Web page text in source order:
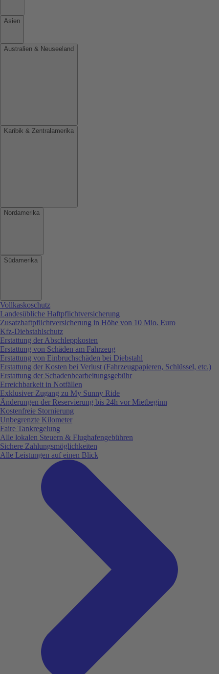
Asien
Australien & Neuseeland
Karibik & Zentralamerika
Nordamerika
Südamerika
Vollkaskoschutz
Landesübliche Haftpflichtversicherung
Zusatzhaftpflichtversicherung in Höhe von 10 Mio. Euro
Kfz-Diebstahlschutz
Erstattung der Abschleppkosten
Erstattung von Schäden am Fahrzeug
Erstattung von Einbruchschäden bei Diebstahl
Erstattung der Kosten bei Verlust (Fahrzeugpapieren, Schlüssel, etc.)
Erstattung der Schadenbearbeitungsgebühr
Erreichbarkeit in Notfällen
Exklusiver Zugang zu My Sunny Ride
Änderungen der Reservierung bis 24h vor Mietbeginn
Kostenfreie Stornierung
Unbegrenzte Kilometer
Faire Tankregelung
Alle lokalen Steuern & Flughafengebühren
Sichere Zahlungsmöglichkeiten
Alle Leistungen auf einen Blick